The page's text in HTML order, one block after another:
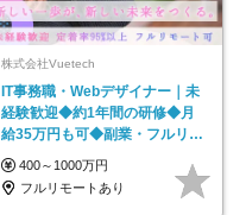
株式会社Vuetech
IT事務職・Webデザイナー｜未
経験歓迎◆約1年間の研修◆月
給35万円も可◆副業・フルリモ
ート可◆年休126日
400～1000万円
フルリモートあり